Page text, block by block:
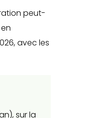
peut-
avec les
sur la